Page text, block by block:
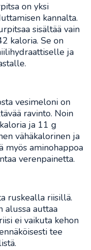
on yksi
kannalta.
sisältää vain
kaloria. Se on
ja
vesimeloni on
ravinto. Noin
ja 11 g
vähäkalorinen ja
myös aminohappoa
verenpainetta.
ruskealla riisillä.
alussa auttaa
ei vaikuta kehon
tee